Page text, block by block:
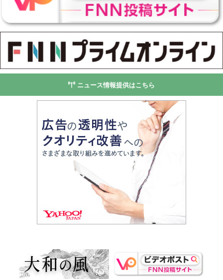
ニュース情報提供はこちら